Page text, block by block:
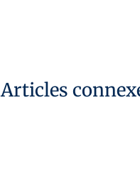
Articles